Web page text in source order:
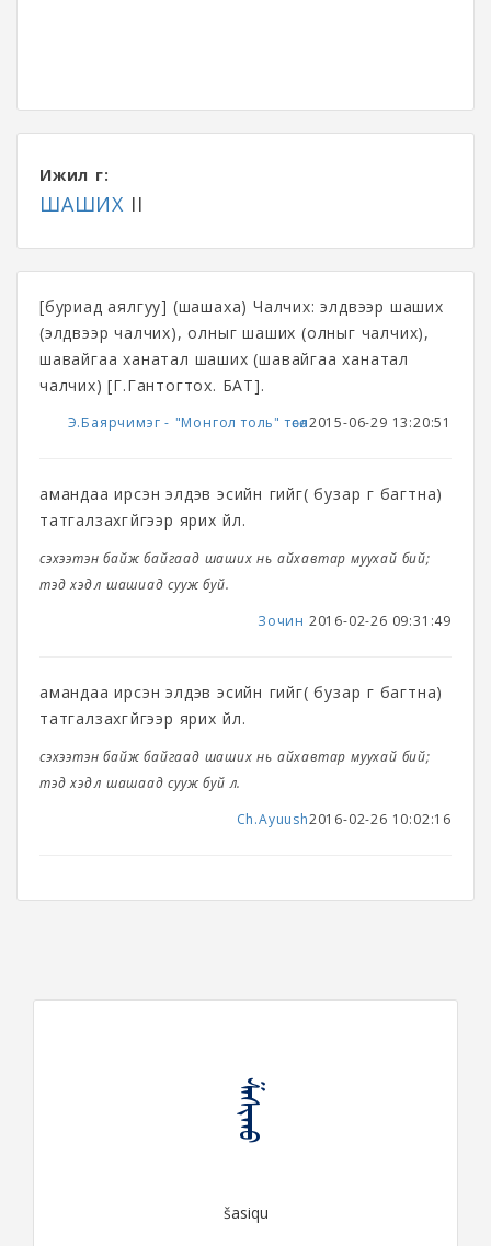
Ижил үг:
ШАШИХ II
[буриад аялгуу] (шашаха) Чалчих: элдвээр шаших
(элдвээр чалчих), олныг шаших (олныг чалчих),
шавайгаа ханатал шаших (шавайгаа ханатал
чалчих) [Г.Гантогтох. БAT].
Э.Баярчимэг - ᠌᠌"Монгол толь" төсөл2015-06-29 13:20:51
амандаа ирсэн элдэв эсийн үгийг( бузар үг багтна)
татгалзахгүйгээр ярих үйл.
сэхээтэн байж байгаад шаших нь айхавтар муухай бий;
тэд хэдүүл шашиад сууж буй.
Зочин 2016-02-26 09:31:49
амандаа ирсэн элдэв эсийн үгийг( бузар үг багтна)
татгалзахгүйгээр ярих үйл.
сэхээтэн байж байгаад шаших нь айхавтар муухай бий;
тэд хэдүүл шашаад сууж буй л.
Ch.Ayuush2016-02-26 10:02:16
ᠱᠠᠰᠢᠬᠤ
šasiqu